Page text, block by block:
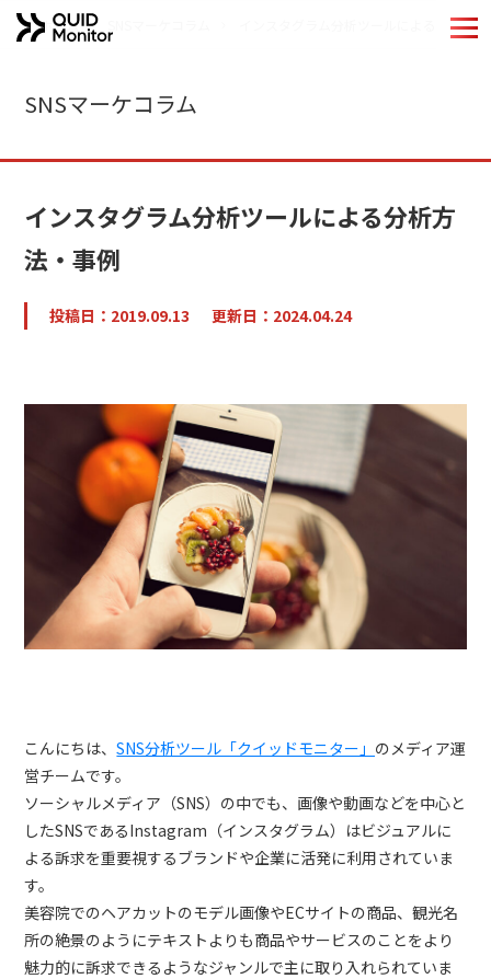
導入事例
分析手法
お役立ちコンテンツ
トレンドレポート
マーケコラム
ログイン
ホーム インスタグラム分析ツールによる分析方
SNSマーケコラム
インスタグラム分析ツールによる分析方
法・事例
投稿日：2019.09.13 更新日：2024.04.24
こんにちは、SNS分析ツール「クイッドモニター」 のメディア運
営チームです。
ソーシャルメディア（SNS）の中でも、画像や動画などを中心と
したSNSであるInstagram（インスタグラム）はビジュアルに
よる訴求を重要視するブランドや企業に活発に利用されていま
す。
美容院でのヘアカットのモデル画像やECサイトの商品、観光名
所の絶景のようにテキストよりも商品やサービスのことをより
魅力的に訴求できるようなジャンルで主に取り入れられていま